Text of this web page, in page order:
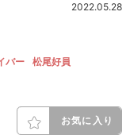
2022.05.28
バー 松尾好員
お気に入り